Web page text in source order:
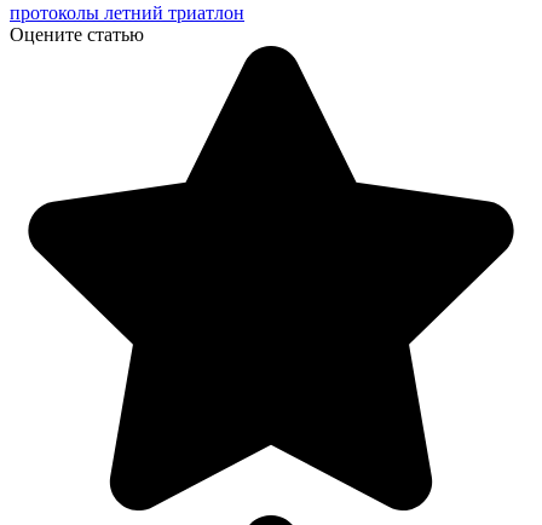
протоколы летний триатлон
Оцените статью